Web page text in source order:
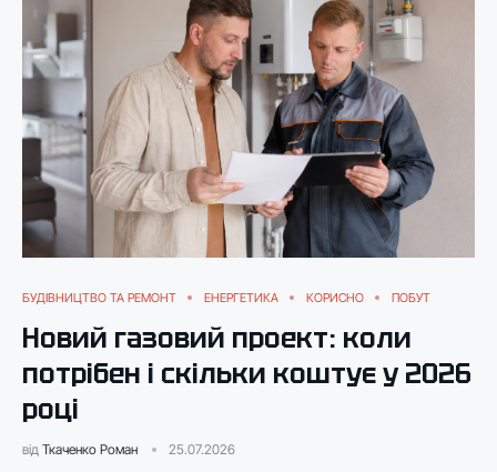
БУДІВНИЦТВО ТА РЕМОНТ ЕНЕРГЕТИКА КОРИСНО ПОБУТ
Новий газовий проект: коли
потрібен і скільки коштує у 2026
році
від Ткаченко Роман 25.07.2026